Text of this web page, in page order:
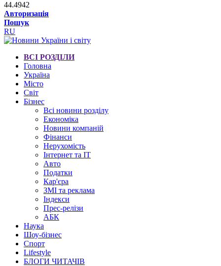
44.4942
Авторизація
Пошук
RU
ВСІ РОЗДІЛИ
Головна
Україна
Місто
Світ
Бізнес
Всі новини розділу
Економіка
Новини компаній
Фінанси
Нерухомість
Інтернет та IT
Авто
Податки
Кар'єра
ЗМІ та реклама
Індекси
Прес-релізи
АБК
Наука
Шоу-бізнес
Спорт
Lifestyle
БЛОГИ ЧИТАЧІВ